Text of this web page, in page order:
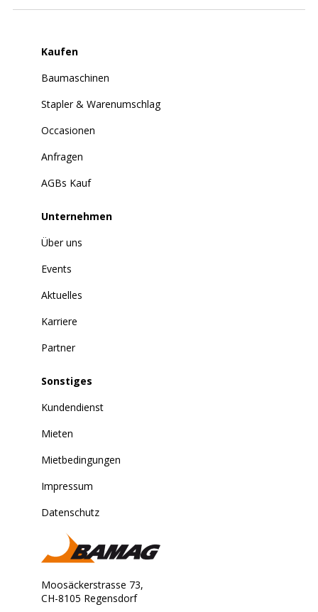
Kaufen
Baumaschinen
Stapler & Warenumschlag
Occasionen
Anfragen
AGBs Kauf
Unternehmen
Über uns
Events
Aktuelles
Karriere
Partner
Sonstiges
Kundendienst
Mieten
Mietbedingungen
Impressum
Datenschutz
Moosäckerstrasse 73,
CH-8105 Regensdorf